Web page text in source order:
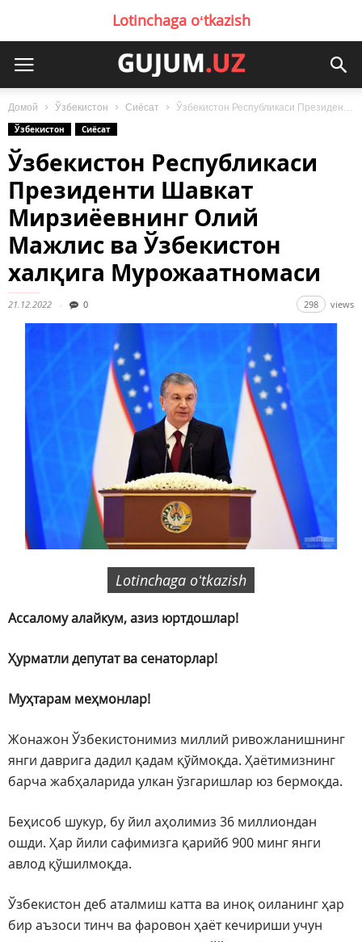
Lotinchaga oʻtkazish
Домой Ўзбекистон Сиёсат
Ўзбекистон Республикаси Президенти Шавкат Мирзиёевнинг Олий Мажлис ва Ўзбекистон халқига Мурожаатномаси
Ўзбекистон
Сиёсат
Ўзбекистон Республикаси
Президенти Шавкат
Мирзиёевнинг Олий
Мажлис ва Ўзбекистон
халқига Мурожаатномаси
21.12.2022 0 298 views
Lotinchaga oʻtkazish
Ассалому алайкум, азиз юртдошлар!
Ҳурматли депутат ва сенаторлар!
Муҳтарам меҳмонлар!
Жонажон Ўзбекистонимиз миллий ривожланишнинг
янги даврига дадил қадам қўймоқда. Ҳаётимизнинг
барча жабҳаларида улкан ўзгаришлар юз бермоқда.
Беҳисоб шукур, бу йил аҳолимиз 36 миллиондан
ошди. Ҳар йили сафимизга қарийб 900 минг янги
авлод қўшилмоқда.
Ўзбекистон деб аталмиш катта ва иноқ оиланинг ҳар
бир аъзоси тинч ва фаровон ҳаёт кечириши учун